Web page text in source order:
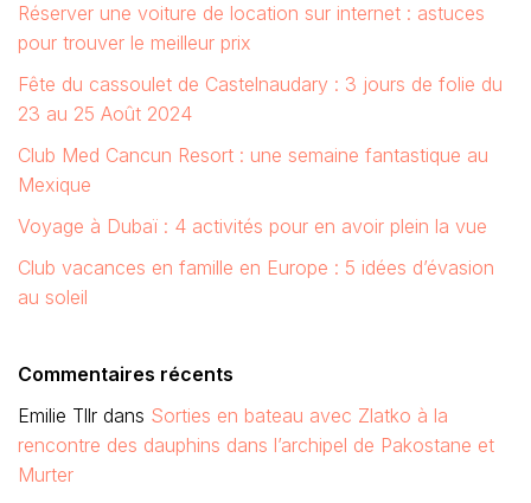
Réserver une voiture de location sur internet : astuces
pour trouver le meilleur prix
Fête du cassoulet de Castelnaudary : 3 jours de folie du
23 au 25 Août 2024
Club Med Cancun Resort : une semaine fantastique au
Mexique
Voyage à Dubaï : 4 activités pour en avoir plein la vue
Club vacances en famille en Europe : 5 idées d’évasion
au soleil
Commentaires récents
Emilie Tllr dans Sorties en bateau avec Zlatko à la
rencontre des dauphins dans l’archipel de Pakostane et
Murter